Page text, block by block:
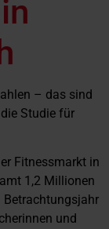
– das sind
Studie für
Fitnessmarkt in
1,2 Millionen
Betrachtungsjahr
und